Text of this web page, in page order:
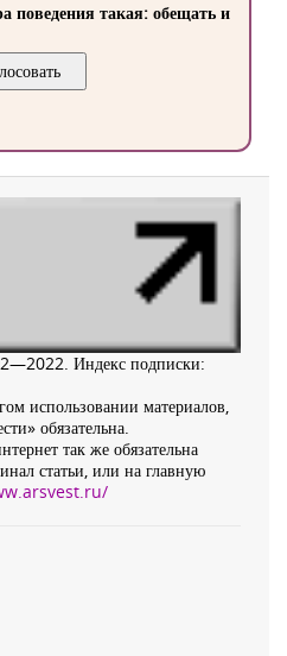
поведения такая: обещать и
Индекс подписки:
использовании материалов,
обязательна.
так же обязательна
статьи, или на главную